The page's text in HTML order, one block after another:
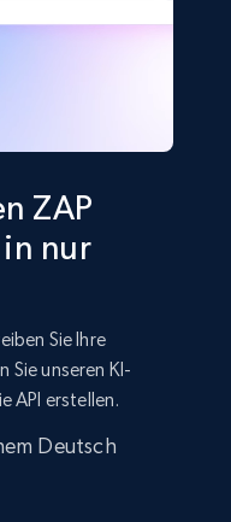
ZAP
nur
Sie Ihre
Sie unseren KI-
API erstellen.
Deutsch